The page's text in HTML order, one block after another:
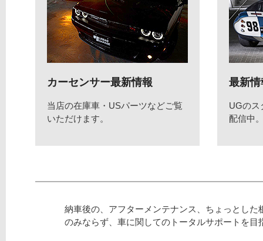
カーセンサー最新情報
当店の在庫車・USパーツなどご覧
いただけます。
最新情
UGのス
配信中
納車後の、アフターメンテナンス、ちょっとした
のみならず、車に関してのトータルサポートを目